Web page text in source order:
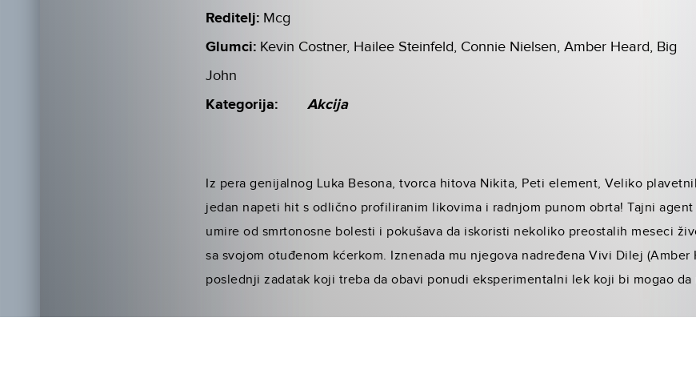
Reditelj: Mcg
Glumci: Kevin Costner, Hailee Steinfeld, Connie Nielsen, Amber Heard, Big
John
Kategorija: Akcija
Iz pera genijalnog Luka Besona, tvorca hitova Nikita, Peti element, Veliko
jedan napeti hit s odlično profiliranim likovima i radnjom punom obrta! Tajni agent
umire od smrtonosne bolesti i pokušava da iskoristi nekoliko preostalih meseci
sa svojom otuđenom kćerkom. Iznenada mu njegova nadređena Vivi Dilej (Amber
poslednji zadatak koji treba da obavi ponudi eksperimentalni lek koji bi mogao da